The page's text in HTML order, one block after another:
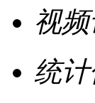
视
统